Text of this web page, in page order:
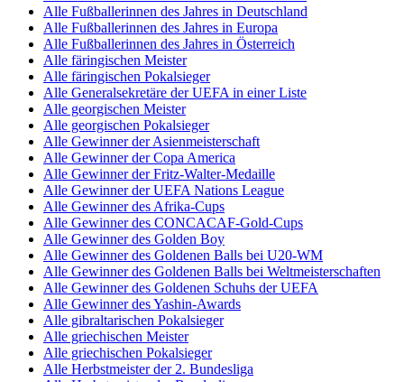
Alle Fußballerinnen des Jahres in Deutschland
Alle Fußballerinnen des Jahres in Europa
Alle Fußballerinnen des Jahres in Österreich
Alle färingischen Meister
Alle färingischen Pokalsieger
Alle Generalsekretäre der UEFA in einer Liste
Alle georgischen Meister
Alle georgischen Pokalsieger
Alle Gewinner der Asienmeisterschaft
Alle Gewinner der Copa America
Alle Gewinner der Fritz-Walter-Medaille
Alle Gewinner der UEFA Nations League
Alle Gewinner des Afrika-Cups
Alle Gewinner des CONCACAF-Gold-Cups
Alle Gewinner des Golden Boy
Alle Gewinner des Goldenen Balls bei U20-WM
Alle Gewinner des Goldenen Balls bei Weltmeisterschaften
Alle Gewinner des Goldenen Schuhs der UEFA
Alle Gewinner des Yashin-Awards
Alle gibraltarischen Pokalsieger
Alle griechischen Meister
Alle griechischen Pokalsieger
Alle Herbstmeister der 2. Bundesliga